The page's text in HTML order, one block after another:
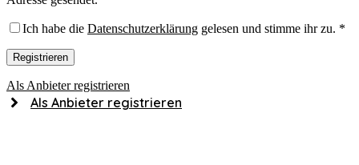
Ich habe die Datenschutzerklärung gelesen und stimme ihr zu. *
Registrieren
Als Anbieter registrieren
Als Anbieter registrieren